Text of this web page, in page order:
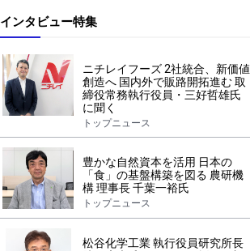
インタビュー特集
ニチレイフーズ 2社統合、新価値
創造へ 国内外で販路開拓進む 取
締役常務執行役員・三好哲雄氏
に聞く
トップニュース
豊かな自然資本を活用 日本の
「食」の基盤構築を図る 農研機
構 理事長 千葉一裕氏
トップニュース
松谷化学工業 執行役員研究所長